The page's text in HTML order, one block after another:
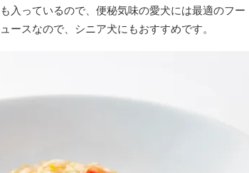
入っているので、便秘気味の愛犬には最適のフ
スなので、シニア犬にもおすすめです。